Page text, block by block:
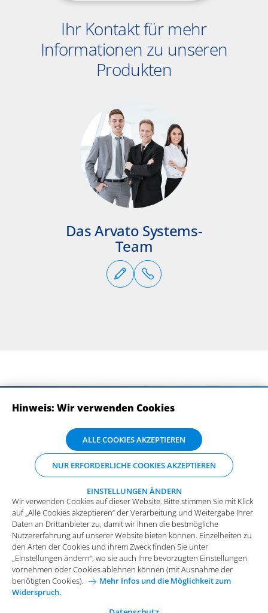
Ihr Kontakt für mehr
Informationen zu unseren
Produkten
Das Arvato Systems-
Team
Impressum Datenschutz
Allgemeine Einkaufsbedingungen
Karriere bei Arvato Systems Kontakt
Wir verwenden Cookies auf dieser Website. Bitte stimmen Sie mit Klick
auf „Alle Cookies akzeptieren“ der Verarbeitung und Weitergabe Ihrer
Daten an Drittanbieter zu, damit wir Ihnen die bestmögliche
Nutzererfahrung auf unserer Website bieten können. Einzelheiten zu
den Arten der Cookies und ihrem Zweck finden Sie unter
„Einstellungen ändern“, wo sie auch Ihre bevorzugten Einstellungen
vornehmen oder Cookies ablehnen können (mit Ausnahme der
benötigten Cookies).
Mehr Infos und die Möglichkeit zum
Widerspruch.
Hinweis: Wir verwenden Cookies
ALLE COOKIES AKZEPTIEREN
NUR ERFORDERLICHE COOKIES AKZEPTIEREN
EINSTELLUNGEN ÄNDERN
Wir verwenden Cookies auf dieser Website. Bitte stimmen Sie mit Klick
auf „Alle Cookies akzeptieren“ der Verarbeitung und Weitergabe Ihrer
Daten an Drittanbieter zu, damit wir Ihnen die bestmögliche
Nutzererfahrung auf unserer Website bieten können. Einzelheiten zu
den Arten der Cookies und ihrem Zweck finden Sie unter
„Einstellungen ändern“, wo sie auch Ihre bevorzugten Einstellungen
vornehmen oder Cookies ablehnen können (mit Ausnahme der
benötigten Cookies).
Mehr Infos und die Möglichkeit zum
Widerspruch.
Funktionale Cookies
Diese Cookies sind essenziell wichtig für die einwandfreie
Funktion der Website.
Analytische Cookies
Analytische Cookies werden verwendet, um das